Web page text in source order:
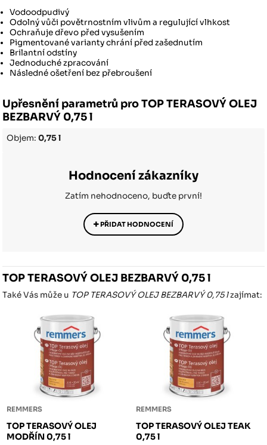
Vodoodpudivý
Odolný vůči povětrnostním vlivům a regulující vlhkost
Ochraňuje dřevo před vysušením
Pigmentované varianty chrání před zašednutím
Brilantní odstíny
Jednoduché zpracování
Následné ošetření bez přebroušení
Upřesnění parametrů pro TOP TERASOVÝ OLEJ
BEZBARVÝ 0,75 l
Objem:0,75 l
Hodnocení zákazníky
Zatím nehodnoceno, buďte první!
PŘIDAT HODNOCENÍ
TOP TERASOVÝ OLEJ BEZBARVÝ 0,75 l
Také Vás může u TOP TERASOVÝ OLEJ BEZBARVÝ 0,75 lzajímat:
REMMERS
TOP TERASOVÝ OLEJ
MODŘÍN 0,75 l
REMMERS
TOP TERASOVÝ OLEJ TEAK
0,75 l